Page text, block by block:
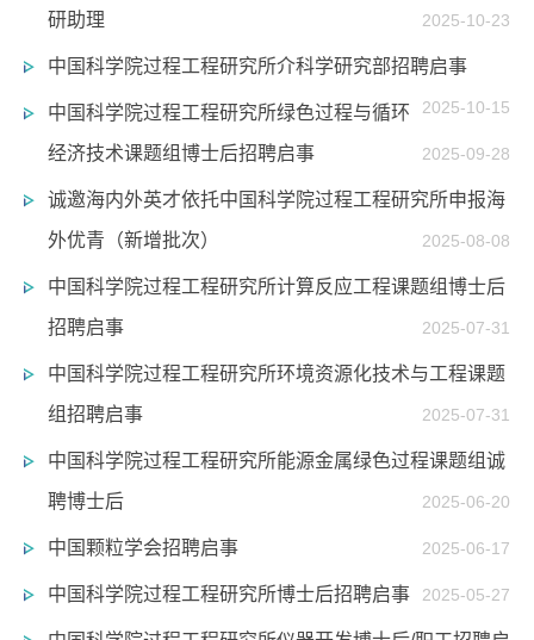
研助理
2025-10-23
中国科学院过程工程研究所介科学研究部招聘启事
2025-10-15
中国科学院过程工程研究所绿色过程与循环
经济技术课题组博士后招聘启事
2025-09-28
诚邀海内外英才依托中国科学院过程工程研究所申报海
外优青（新增批次）
2025-08-08
中国科学院过程工程研究所计算反应工程课题组博士后
招聘启事
2025-07-31
中国科学院过程工程研究所环境资源化技术与工程课题
组招聘启事
2025-07-31
中国科学院过程工程研究所能源金属绿色过程课题组诚
聘博士后
2025-06-20
中国颗粒学会招聘启事 2025-06-17
中国科学院过程工程研究所博士后招聘启事 2025-05-27